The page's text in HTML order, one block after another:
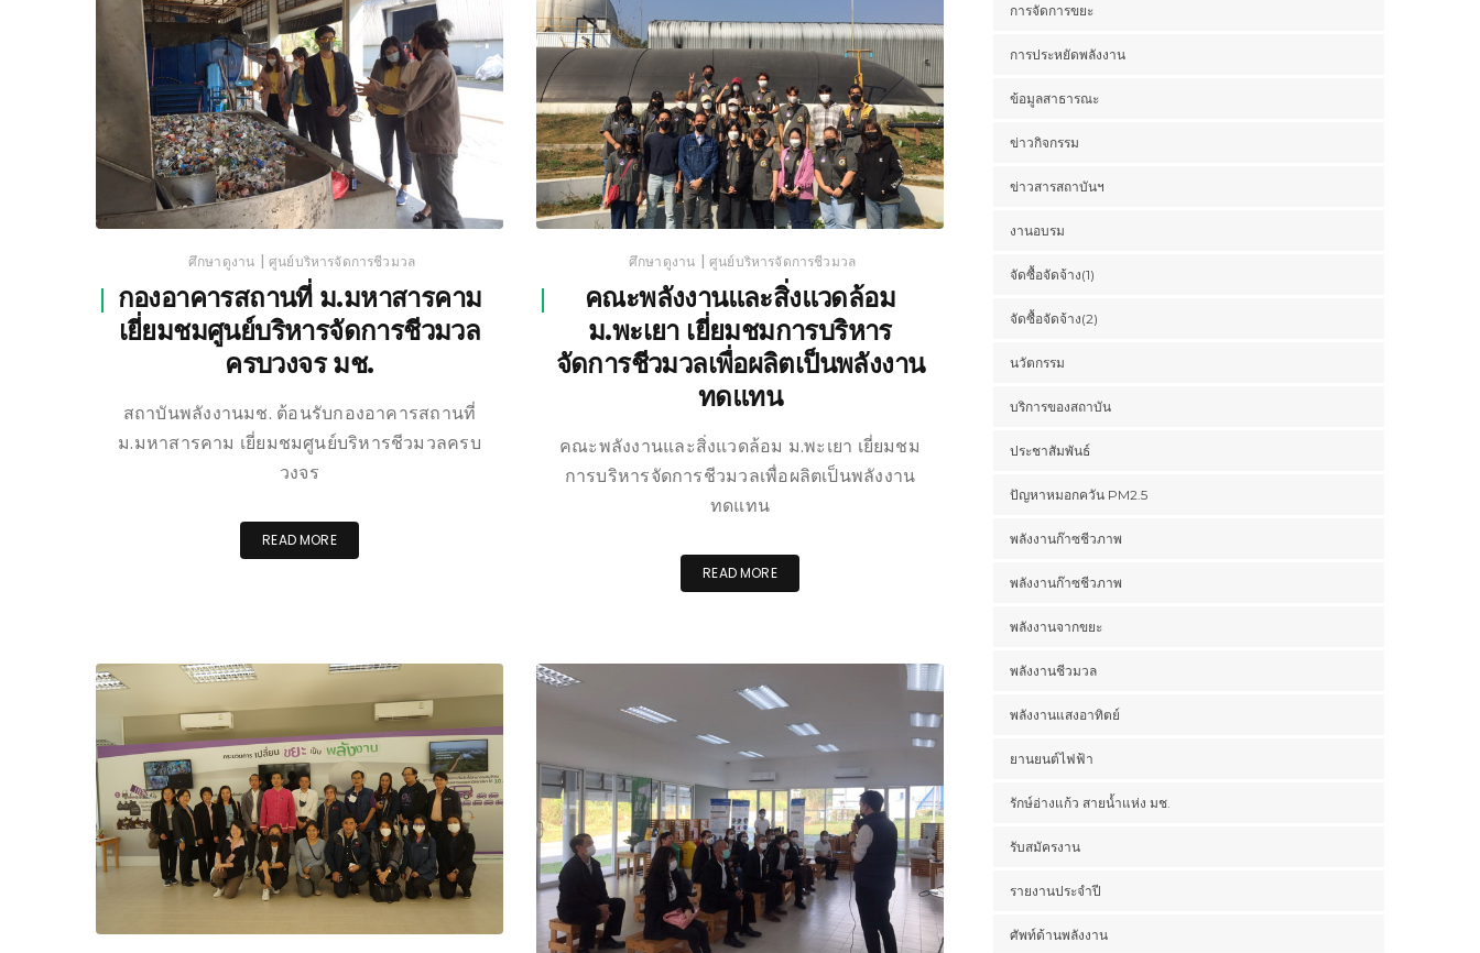
ศึกษาดูงาน | ศูนย์บริหารจัดการชีวมวล
กองอาคารสถานที่ ม.มหาสารคาม
เยี่ยมชมศูนย์บริหารจัดการชีวมวล
ครบวงจร มช.
สถาบันพลังงานมช. ต้อนรับกองอาคารสถานที่
ม.มหาสารคาม เยี่ยมชมศูนย์บริหารชีวมวลครบ
วงจร
READ MORE
ศึกษาดูงาน | ศูนย์บริหารจัดการชีวมวล
คณะพลังงานและสิ่งแวดล้อม
ม.พะเยา เยี่ยมชมการบริหาร
จัดการชีวมวลเพื่อผลิตเป็นพลังงาน
ทดแทน
คณะพลังงานและสิ่งแวดล้อม ม.พะเยา เยี่ยมชม
การบริหารจัดการชีวมวลเพื่อผลิตเป็นพลังงาน
ทดแทน
READ MORE
การจัดการขยะ
การประหยัดพลังงาน
ข้อมูลสาธารณะ
ข่าวกิจกรรม
ข่าวสารสถาบันฯ
งานอบรม
จัดซื้อจัดจ้าง(1)
จัดซื้อจัดจ้าง(2)
นวัตกรรม
บริการของสถาบัน
ประชาสัมพันธ์
ปัญหาหมอกควัน PM2.5
พลังงานก๊าซชีวภาพ
พลังงานก๊าซชีวภาพ
พลังงานจากขยะ
พลังงานชีวมวล
พลังงานแสงอาทิตย์
ยานยนต์ไฟฟ้า
รักษ์อ่างแก้ว สายน้ำแห่ง มช.
รับสมัครงาน
รายงานประจำปี
ศัพท์ด้านพลังงาน